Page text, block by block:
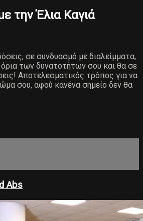
την Έλια Καγιά
σε συνδυασμό με διαλείμματα,
των δυνατοτήτων σου και θα σε
Αποτελεσματικός τρόπος για να
σου, αφού κανένα σημείο δεν θα
Abs